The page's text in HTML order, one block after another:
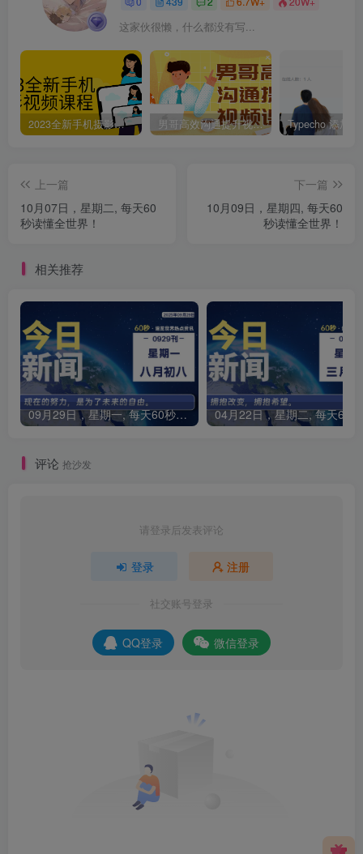
这家伙很懒，什么都没有写...
2023全新手机摄影视频课程 男哥高效沟通提升视频课程
上一篇
10月07日，星期二, 每天60
秒读懂全世界！
下一篇
10月09日，星期四, 每天60
秒读懂全世界！
相关推荐
09月29日，星期一, 每天60秒读懂全世界！
评论 抢沙发
请登录后发表评论
登录 注册
社交账号登录
QQ登录 微信登录